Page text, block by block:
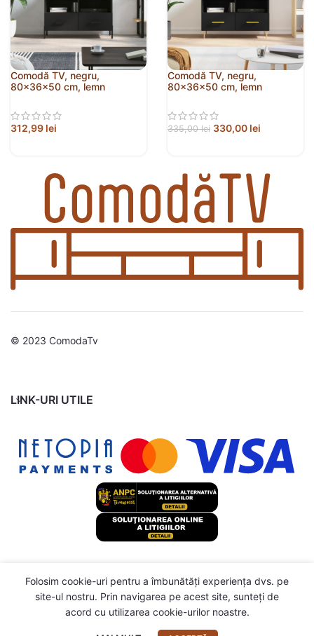
Comodă TV, negru,
80x36x50 cm, lemn
312,99 lei
Comodă TV, negru,
80x36x50 cm, lemn
335,00lei 330,00 lei
© 2023 ComodaTv
LINK-URI UTILE
Folosim cookie-uri pentru a îmbunătăți experiența dvs. pe
site-ul nostru. Prin navigarea pe acest site, sunteți de
acord cu utilizarea cookie-urilor noastre.